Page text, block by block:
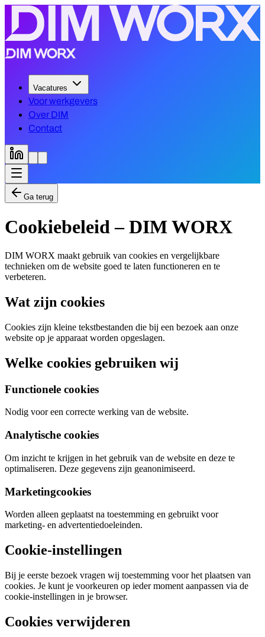
Vacatures
Voor werkgevers
Over DIM
Contact
Ga terug
Cookiebeleid – DIM WORX
DIM WORX maakt gebruik van cookies en vergelijkbare
technieken om de website goed te laten functioneren en te
verbeteren.
Wat zijn cookies
Cookies zijn kleine tekstbestanden die bij een bezoek aan onze
website op je apparaat worden opgeslagen.
Welke cookies gebruiken wij
Functionele cookies
Nodig voor een correcte werking van de website.
Analytische cookies
Om inzicht te krijgen in het gebruik van de website en deze te
optimaliseren. Deze gegevens zijn geanonimiseerd.
Marketingcookies
Worden alleen geplaatst na toestemming en gebruikt voor
marketing- en advertentiedoeleinden.
Cookie-instellingen
Bij je eerste bezoek vragen wij toestemming voor het plaatsen van
cookies. Je kunt je voorkeuren op ieder moment aanpassen via de
cookie-instellingen in je browser.
Cookies verwijderen